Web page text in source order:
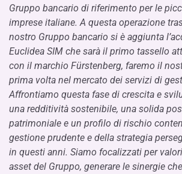
Gruppo bancario di riferimento per le
imprese italiane. A questa operazione
nostro Gruppo bancario si è aggiunta
Euclidea SIM che sarà il primo tassello
con il marchio Fürstenberg, faremo il
prima volta nel mercato dei servizi di
Affrontiamo questa fase di crescita e
una redditività sostenibile, una solida
patrimoniale e un profilo di rischio
gestione prudente e della strategia
in questi anni. Siamo focalizzati per
asset del Gruppo, generare le sinergie